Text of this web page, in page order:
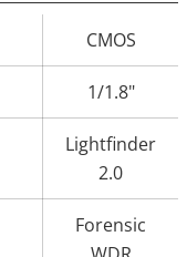
Eigentumswert
CMOS
1/1.8"
Lightfinder
2.0
Forensic